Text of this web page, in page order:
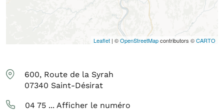
Leaflet | ©OpenStreetMapcontributors ©CARTO
600, Route de la Syrah
07340 Saint-Désirat
04 75 ... Afficher le numéro